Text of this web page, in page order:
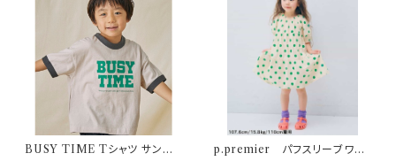
BUSY TIME Tシャツ サンド S
p.premier パフスリーブワン